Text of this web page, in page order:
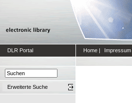
DLR Portal Home | Impressum
Erweiterte Suche